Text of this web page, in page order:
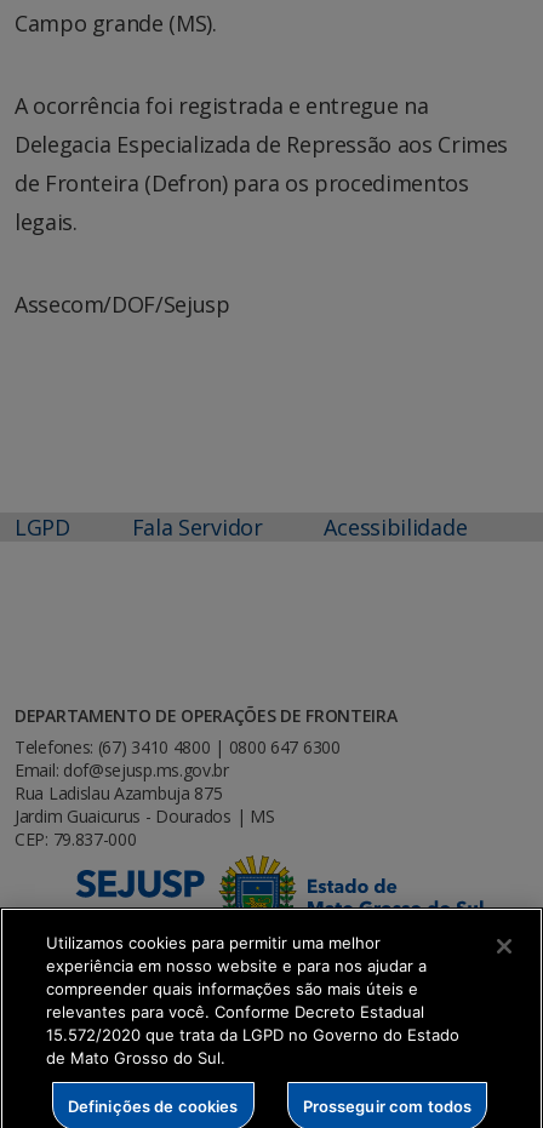
Campo grande (MS).
A ocorrência foi registrada e entregue na
Delegacia Especializada de Repressão aos Crimes
de Fronteira (Defron) para os procedimentos
legais.
Assecom/DOF/Sejusp
LGPD Fala Servidor Acessibilidade
DEPARTAMENTO DE OPERAÇÕES DE FRONTEIRA
Telefones: (67) 3410 4800 | 0800 647 6300
Email: dof@sejusp.ms.gov.br
Rua Ladislau Azambuja 875
Jardim Guaicurus - Dourados | MS
CEP: 79.837-000
SETDIG | Secretaria-Executiva de Transformação
Digital
Utilizamos cookies para permitir uma melhor
experiência em nosso website e para nos ajudar a
compreender quais informações são mais úteis e
relevantes para você. Conforme Decreto Estadual
15.572/2020 que trata da LGPD no Governo do Estado
de Mato Grosso do Sul.
Definições de cookies Prosseguir com todos